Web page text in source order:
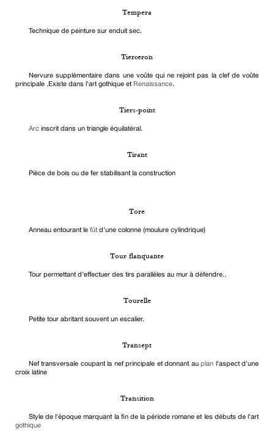
Tempera
Technique de peinture sur enduit sec.
Tierceron
Nervure supplémentaire dans une voûte qui ne rejoint pas la clef de voûte
principale .Existe dans l'art gothique et Renaissance.
Tiers-point
Arc inscrit dans un triangle équilatéral.
Tirant
Pièce de bois ou de fer stabilisant la construction
Tore
Anneau entourant le fût d'une colonne (moulure cylindrique)
Tour flanquante
Tour permettant d'effectuer des tirs parallèles au mur à défendre..
Tourelle
Petite tour abritant souvent un escalier.
Transept
Nef transversale coupant la nef principale et donnant auplan l'aspect d'une
croix latine
Transition
Style de l'époque marquant la fin de la période romane et les débuts de l'art
gothique